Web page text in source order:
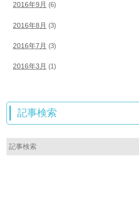
2016年9月 (6)
2016年8月 (3)
2016年7月 (3)
2016年3月 (1)
記事検索